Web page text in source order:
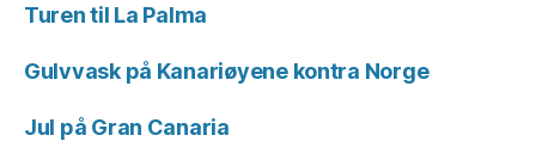
Turen til La Palma
Gulvvask på Kanariøyene kontra Norge
Jul på Gran Canaria